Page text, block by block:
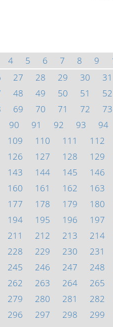
4 5 6 7 8 9
27 28 29 30 31
48 49 50 51 52
69 70 71 72 73
90 91 92 93 94
109 110 111 112
126 127 128 129
143 144 145 146
160 161 162 163
177 178 179 180
194 195 196 197
211 212 213 214
228 229 230 231
245 246 247 248
262 263 264 265
279 280 281 282
296 297 298 299